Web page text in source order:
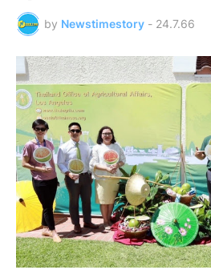
by Newstimestory - 24.7.66